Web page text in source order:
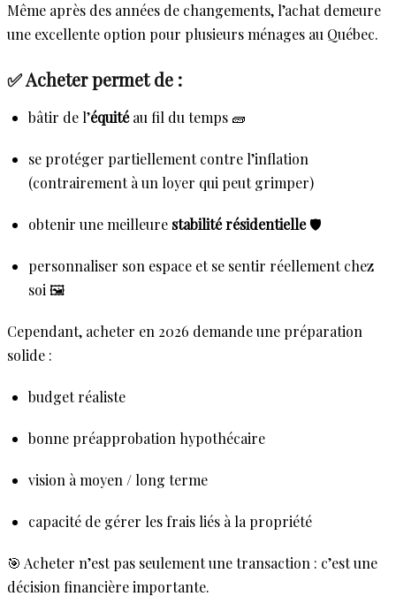
Même après des années de changements, l’achat demeure
une excellente option pour plusieurs ménages au Québec.
✅ Acheter permet de :
bâtir de l’équitéau fil du temps 🧱
se protéger partiellement contre l’inflation
(contrairement à un loyer qui peut grimper)
obtenir une meilleure stabilité résidentielle🛡️
personnaliser son espace et se sentir réellement chez
soi 🖼️
Cependant, acheter en 2026 demande une préparation
solide :
budget réaliste
bonne préapprobation hypothécaire
vision à moyen / long terme
capacité de gérer les frais liés à la propriété
🎯 Acheter n’est pas seulement une transaction : c’est une
décision financière importante.